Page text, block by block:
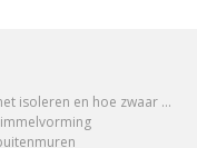
isoleren en hoe zwaar …